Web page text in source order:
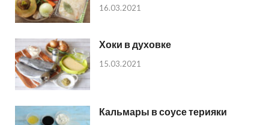
16.03.2021
Хоки в духовке
15.03.2021
Кальмары в соусе терияки